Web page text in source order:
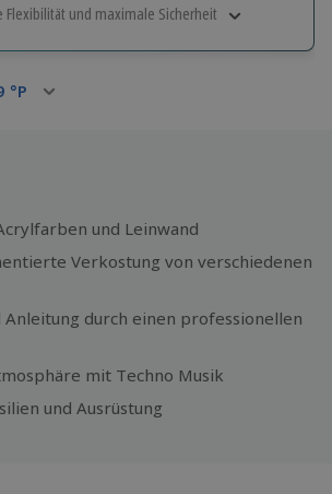
Flexibilität und maximale Sicherheit
°P
und Leinwand
Verkostung von verschiedenen
Anleitung durch einen professionellen
mit Techno Musik
und Ausrüstung